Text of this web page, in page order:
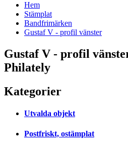
Hem
Stämplat
Bandfrimärken
Gustaf V - profil vänster
Gustaf V - profil
Philately
Kategorier
Utvalda objekt
Postfriskt, ostämplat